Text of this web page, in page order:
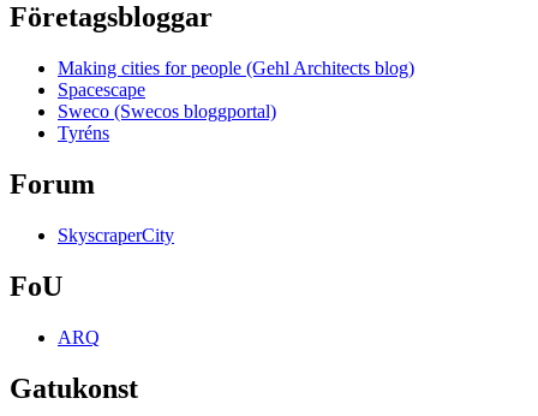
Företagsbloggar
Making cities for people (Gehl Architects blog)
Spacescape
Sweco (Swecos bloggportal)
Tyréns
Forum
SkyscraperCity
FoU
ARQ
Gatukonst